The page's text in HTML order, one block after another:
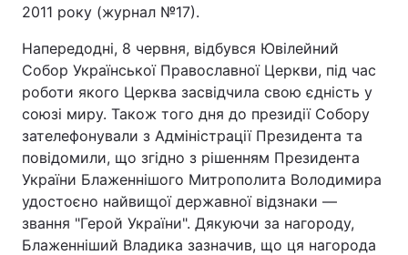
Контакти
Послуги
Тема оформлення
2011 року (журнал №17).
Напередодні, 8 червня, відбувся Ювілейний
Собор Української Православної Церкви, під час
роботи якого Церква засвідчила свою єдність у
союзі миру. Також того дня до президії Собору
зателефонували з Адміністрації Президента та
повідомили, що згідно з рішенням Президента
України Блаженнішого Митрополита Володимира
удостоєно найвищої державної відзнаки ―
звання "Герой України". Дякуючи за нагороду,
Блаженніший Владика зазначив, що ця нагорода